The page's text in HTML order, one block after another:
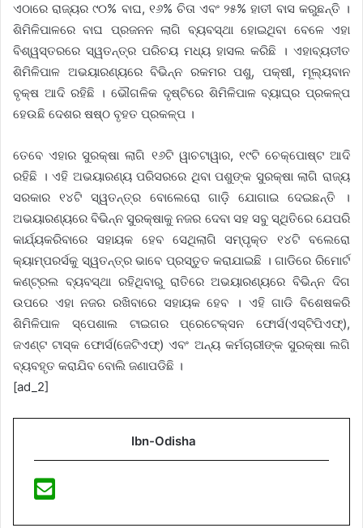
ଏଠାରେ ରାଜ୍ୟର ୯୦% ବାଘ, ୧୬% ଚିତା ଏବଂ ୨୫% ହାତୀ ବାସ କରୁଛନ୍ତି ।
ଶିମିଳିପାଳରେ ବାଘ ପ୍ରଜନନ ଲାଗି ବ୍ୟବସ୍ଥା ହୋଇଥିବା ବେଳେ ଏହା
ବିଶ୍ୱସ୍ତରରେ ସ୍ୱତନ୍ତ୍ର ପରିଚୟ ମଧ୍ୟ ହାସଲ କରିଛି । ଏହାବ୍ୟତୀତ
ଶିମିଳିପାଳ ଅଭୟାରଣ୍ୟରେ ବିଭିନ୍ନ ରକମର ପଶୁ, ପକ୍ଷୀ, ମୂଲ୍ୟବାନ
ବୃକ୍ଷ ଆଦି ରହିଛି । ଭୌଗଳିକ ଦୃଷ୍ଟିରେ ଶିମିଳିପାଳ ବ୍ୟାଘ୍ର ପ୍ରକଳ୍ପ
ହେଉଛି ଦେଶର ଷଷ୍ଠ ବୃହତ ପ୍ରକଳ୍ପ ।
ତେବେ ଏହାର ସୁରକ୍ଷା ଲାଗି ୧୬ଟି ୱାଚଟାୱାର, ୧୯ଟି ଚେକ୍‌ପୋଷ୍ଟ ଆଦି
ରହିଛି । ଏହି ଅଭୟାରଣ୍ୟ ପରିସରରେ ଥିବା ପଶୁଙ୍କ ସୁରକ୍ଷା ଲାଗି ରାଜ୍ୟ
ସରକାର ୧୪ଟି ସ୍ୱତନ୍ତ୍ର ବୋଲେରୋ ଗାଡ଼ି ଯୋଗାଇ ଦେଇଛନ୍ତି ।
ଅଭୟାରଣ୍ୟରେ ବିଭିନ୍ନ ସୁରକ୍ଷାକୁ ନଜର ଦେବା ସହ ସବୁ ସ୍ଥିତିରେ ଯେପରି
କାର୍ଯ୍ୟକରିବାରେ ସହାୟକ ହେବ ସେଥିଲାଗି ସମ୍ପୃକ୍ତ ୧୪ଟି ବଲେରୋ
କ୍ୟାମ୍ପରର୍ସକୁ ସ୍ୱତନ୍ତ୍ର ଭାବେ ପ୍ରସ୍ତୁତ କରାଯାଇଛି । ଗାଡିରେ ରିମୋର୍ଟ
କଣ୍ଟ୍ରଲ ବ୍ୟବସ୍ଥା ରହିଥିବାରୁ ରାତିରେ ଅଭୟାରଣ୍ୟରେ ବିଭିନ୍ନ ଦିଗ
ଉପରେ ଏହା ନଜର ରଖିବାରେ ସହାୟକ ହେବ । ଏହି ଗାଡି ବିଶେଷକରି
ଶିମିଳିପାଳ ସ୍ପେଶାଲ ଟାଇଗର ପ୍ରେଟେକ୍ସନ ଫୋର୍ସ(ଏସ୍‌ଟିପିଏଫ୍‌),
ଜଏଣ୍ଟ ଟାସ୍କ ଫୋର୍ସ(ଜେଟିଏଫ୍‌) ଏବଂ ଅନ୍ୟ କର୍ମଚାରୀଙ୍କ ସୁରକ୍ଷା ଲଗି
ବ୍ୟବହୃତ କରାଯିବ ବୋଲି ଜଣାପଡିଛି ।
[ad_2]
Ibn-Odisha